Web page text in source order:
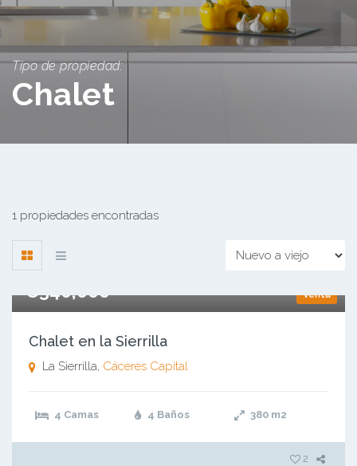
Tipo de propiedad:
Chalet
1 propiedades encontradas
Venta
€540,000
Chalet en la Sierrilla
La Sierrilla, Cáceres Capital
4 Camas 4 Baños 380 m2
2